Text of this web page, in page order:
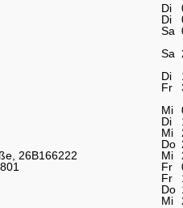
Di
Di
Sa
Sa
Di
Fr
Mi
Di
Mi
Do
26B166222 Mi
Fr
Fr
Do
Mi